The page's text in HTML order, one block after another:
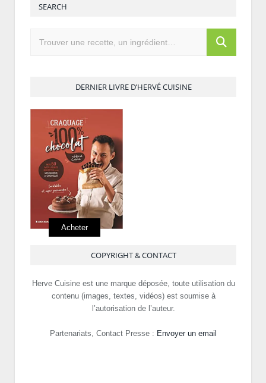
SEARCH
DERNIER LIVRE D’HERVÉ CUISINE
Acheter
COPYRIGHT & CONTACT
Herve Cuisine est une marque déposée, toute utilisation du
contenu (images, textes, vidéos) est soumise à
l’autorisation de l’auteur.
Partenariats, Contact Presse : Envoyer un email